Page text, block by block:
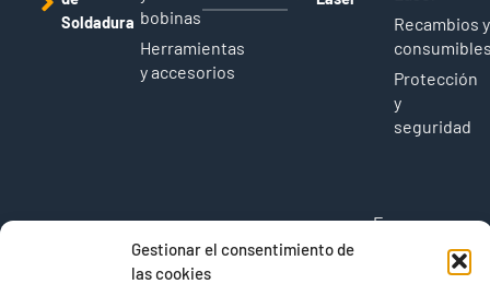
Gestionar el consentimiento de
las cookies
Soldadura bobinas
Herramientas
y accesorios
Recambios y
Protección
y
seguridad
Nosotros
Empresa